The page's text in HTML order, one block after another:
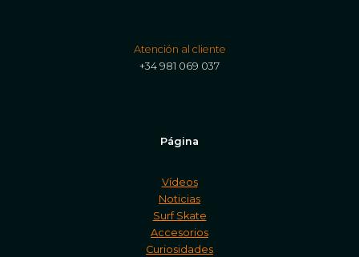
Atención al cliente
+34 981 069 037
Página
Vídeos
Noticias
Surf Skate
Accesorios
Curiosidades